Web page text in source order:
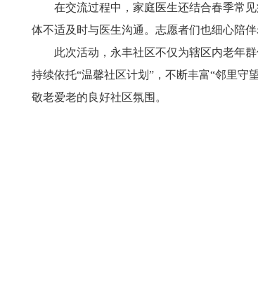
在交流过程中，家庭医生还结合春季常
体不适及时与医生沟通。志愿者们也细心陪
此次活动，永丰社区不仅为辖区内老年
持续依托“温馨社区计划”，不断丰富“邻里守
敬老爱老的良好社区氛围。